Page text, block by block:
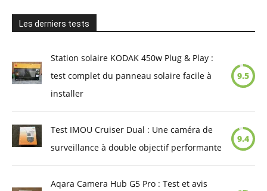
Les derniers tests
Station solaire KODAK 450w Plug & Play :
test complet du panneau solaire facile à
installer
9.5
Test IMOU Cruiser Dual : Une caméra de
surveillance à double objectif performante
9.4
Aqara Camera Hub G5 Pro : Test et avis